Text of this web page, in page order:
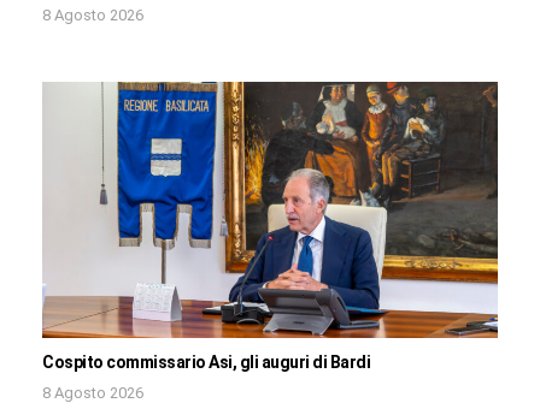
8 Agosto 2026
Cospito commissario Asi, gli auguri di Bardi
8 Agosto 2026